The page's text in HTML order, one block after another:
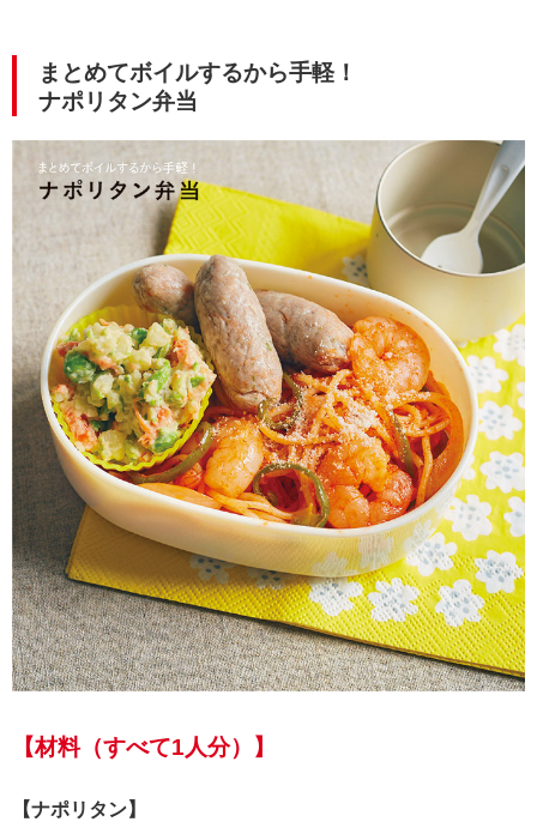
まとめてボイルするから手軽！
ナポリタン弁当
【材料（すべて1人分）】
【ナポリタン】